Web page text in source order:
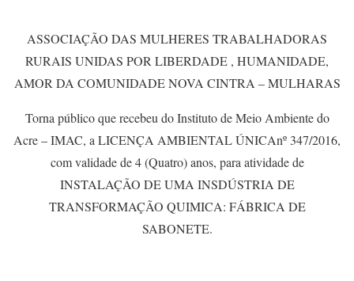
ASSOCIAÇÃO DAS MULHERES TRABALHADORAS
RURAIS UNIDAS POR LIBERDADE , HUMANIDADE,
AMOR DA COMUNIDADE NOVA CINTRA – MULHARAS
Torna público que recebeu do Instituto de Meio Ambiente do
Acre – IMAC, a LICENÇA AMBIENTAL ÚNICAnº 347/2016,
com validade de 4 (Quatro) anos, para atividade de
INSTALAÇÃO DE UMA INSDÚSTRIA DE
TRANSFORMAÇÃO QUIMICA: FÁBRICA DE
SABONETE.